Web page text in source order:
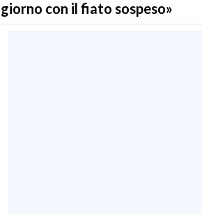
giorno con il fiato sospeso»